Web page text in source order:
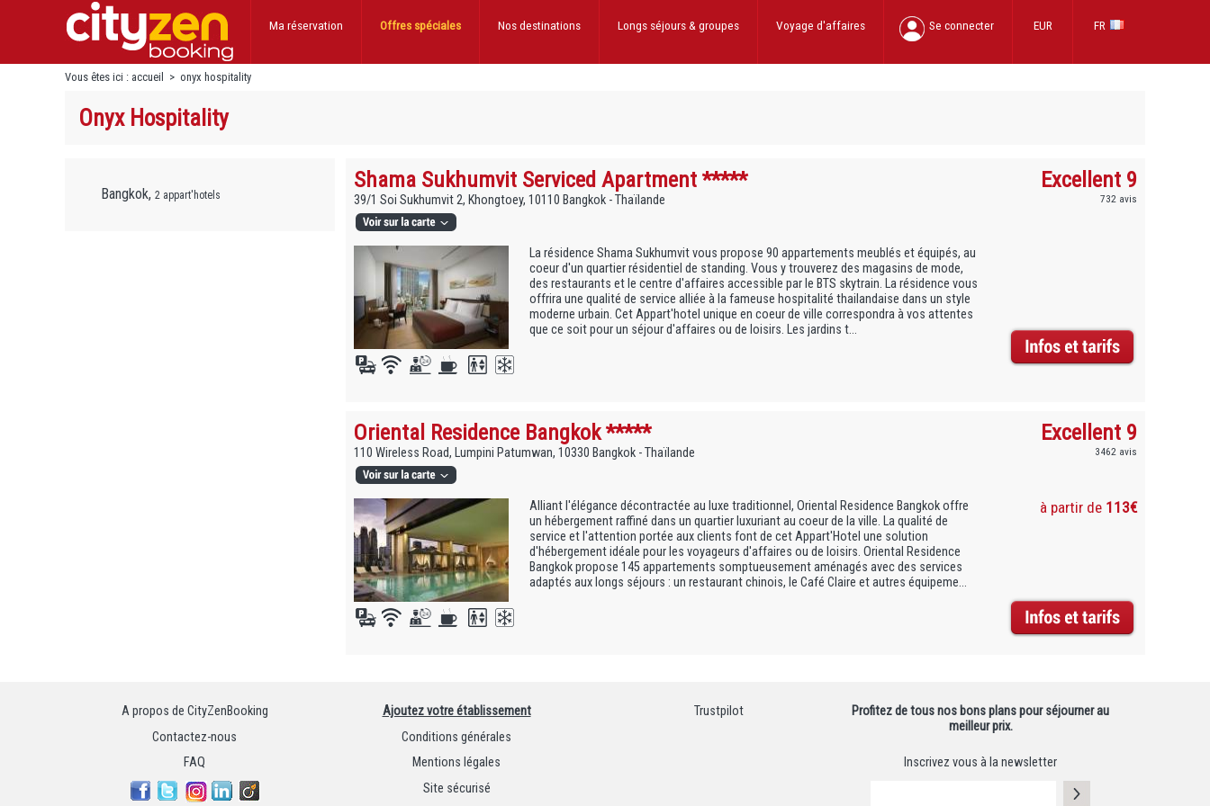
FR
EUR
Se connecter
Voyage d'affaires
Longs séjours& groupes
Nos destinations
Offres spéciales
Ma réservation
Vous êtes ici : accueil > onyx hospitality
Onyx Hospitality
Bangkok, 2 appart'hotels
Shama Sukhumvit Serviced Apartment *****
39/1 Soi Sukhumvit 2, Khongtoey, 10110 Bangkok - Thaïlande
Excellent 9
732 avis
La résidence Shama Sukhumvit vous propose 90 appartements meublés et équipés, au
coeur d'un quartier résidentiel de standing. Vous y trouverez des magasins de mode,
des restaurants et le centre d'affaires accessible par le BTS skytrain. La résidence vous
offrira une qualité de service alliée à la fameuse hospitalité thailandaise dans un style
moderne urbain. Cet Appart'hotel unique en coeur de ville correspondra à vos attentes
que ce soit pour un séjour d'affaires ou de loisirs. Les jardins t...
Oriental Residence Bangkok *****
110 Wireless Road, Lumpini Patumwan, 10330 Bangkok - Thaïlande
Excellent 9
3462 avis
Alliant l'élégance décontractée au luxe traditionnel, Oriental Residence Bangkok offre
un hébergement raffiné dans un quartier luxuriant au coeur de la ville. La qualité de
service et l'attention portée aux clients font de cet Appart'Hotel une solution
d'hébergement idéale pour les voyageurs d'affaires ou de loisirs. Oriental Residence
Bangkok propose 145 appartements somptueusement aménagés avec des services
adaptés aux longs séjours : un restaurant chinois, le Café Claire et autres équipeme...
à partir de 113€
A propos de CityZenBooking
Contactez-nous
FAQ
Ajoutez votre établissement
Conditions générales
Mentions légales
Site sécurisé
Trustpilot
Profitez de tous nos bons plans pour séjourner au
meilleur prix.
Inscrivez vous à la newsletter